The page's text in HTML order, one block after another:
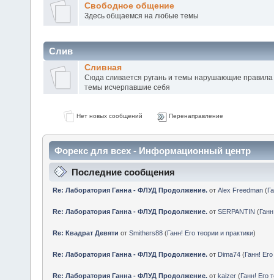
Свободное общение
Здесь общаемся на любые темы
Слив
Сливная
Сюда сливается ругань и темы нарушающие
темы исчерпавшие себя
Нет новых сообщений Перенаправление
Форекс для всех - Информационный центр
Последние сообщения
Re: Лаборатория Ганна - ФЛУД Продолжение.от Alex Freedman(
Re: Лаборатория Ганна - ФЛУД Продолжение.от SERPANTIN (
Re: Квадрат Девяти от Smithers88(Ганн! Его теории и практики)
Re: Лаборатория Ганна - ФЛУД Продолжение.от Dima74(Ганн!
Re: Лаборатория Ганна - ФЛУД Продолжение.от kaizer(Ганн! Его